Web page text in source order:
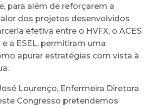
para além de reforçarem a
dos projetos desenvolvidos
efetiva entre o HVFX, o ACES
a ESEL, permitiram uma
apurar estratégias com vista à
Lourenço, Enfermeira Diretora
Congresso pretendemos